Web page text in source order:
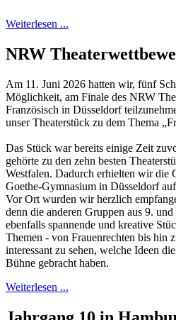
Weiterlesen ...
NRW
Am 11. Juni 2026 hatten wir, fünf
Möglichkeit, am Finale des NRW
Französisch in Düsseldorf
unser Theaterstück zu dem Thema
Das Stück war bereits einige Zeit
gehörte zu den zehn besten
Westfalen. Dadurch erhielten wir die
Goethe-Gymnasium in Düsseldorf
Vor Ort wurden wir herzlich
denn die anderen Gruppen aus 9.
ebenfalls spannende und kreative
Themen - von Frauenrechten bis hin
interessant zu sehen, welche Ideen
Bühne gebracht haben.
Weiterlesen ...